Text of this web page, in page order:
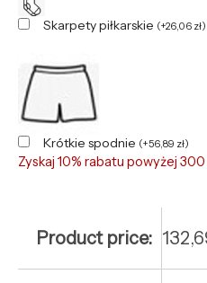
Skarpety piłkarskie (+26,06 zł)
Krótkie spodnie (+56,89 zł)
Zyskaj 10% rabatu powyżej 300
Product price: